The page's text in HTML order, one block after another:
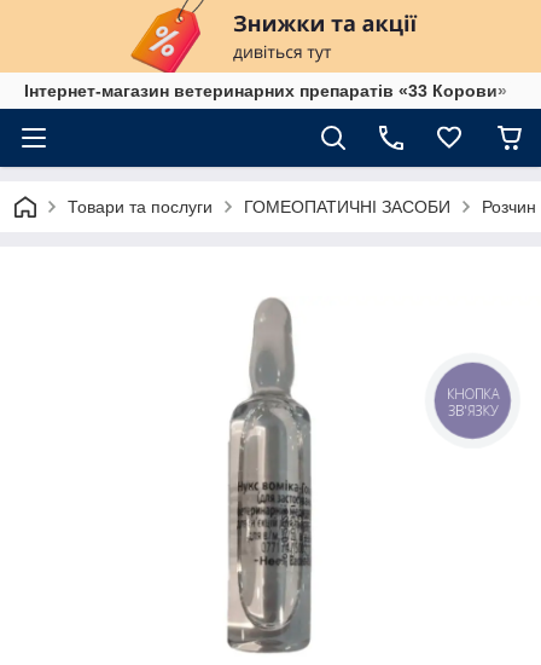
Інтернет-магазин ветеринарних препаратів «33 Корови»
Товари та послуги ГОМЕОПАТИЧНІ ЗАСОБИ
КНОПКА
ЗВ'ЯЗКУ